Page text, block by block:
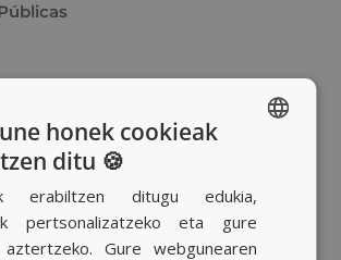
BASQUE
CATALAN
honek cookieak
ditu 🍪
erabiltzen ditugu edukia,
pertsonalizatzeko eta gure
Gure webgunearen